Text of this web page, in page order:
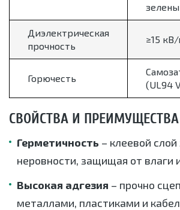
Диэлектрическая
прочность
≥15
Горючесть
(UL94
СВОЙСТВА И ПРЕИМУЩЕСТВА
Герметичность – клеевой
неровности, защищая от влаги
Высокая адгезия – прочно
металлами, пластиками и